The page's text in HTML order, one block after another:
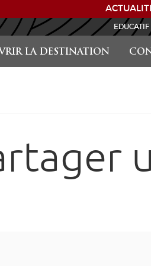
LA DESTINATION
EDUCATIF